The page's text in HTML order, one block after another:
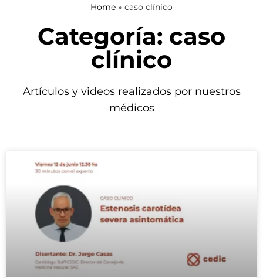
Home » caso clínico
Categoría: caso
clínico
Artículos y videos realizados por nuestros
médicos